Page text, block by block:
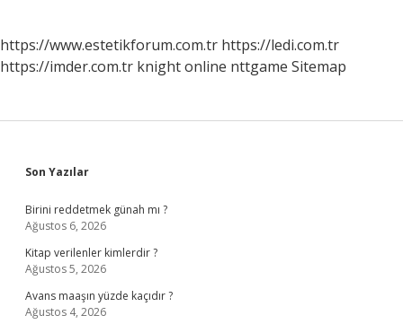
https://www.estetikforum.com.tr https://ledi.com.tr
https://imder.com.tr knight online nttgame Sitemap
Sidebar
Son Yazılar
Birini reddetmek günah mı ?
Ağustos 6, 2026
Kitap verilenler kimlerdir ?
Ağustos 5, 2026
Avans maaşın yüzde kaçıdır ?
Ağustos 4, 2026